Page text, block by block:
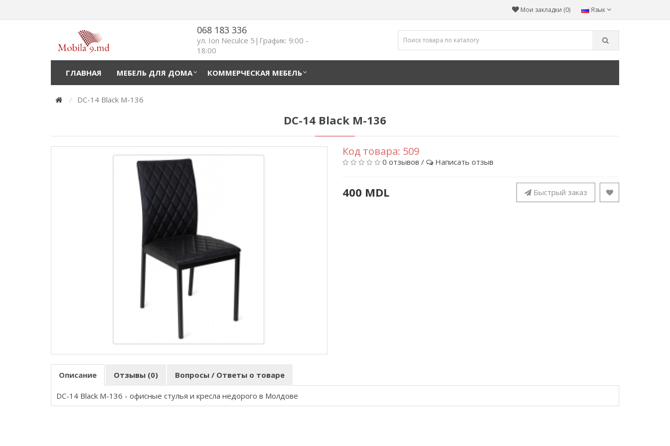
Язык
Мои закладки (0)
068 183 336
ул. Ion Neculce 5|График: 9:00 -
18:00
ГЛАВНАЯ МЕБЕЛЬ ДЛЯ ДОМА КОММЕРЧЕСКАЯ МЕБЕЛЬ
DC-14 Black M-136
DC-14 Black M-136
Код товара: 509
0 отзывов / Написать отзыв
400 MDL Быстрый заказ
Описание Отзывы (0) Вопросы / Ответы о товаре
DC-14 Black M-136 - офисные стулья и кресла недорого в Молдове